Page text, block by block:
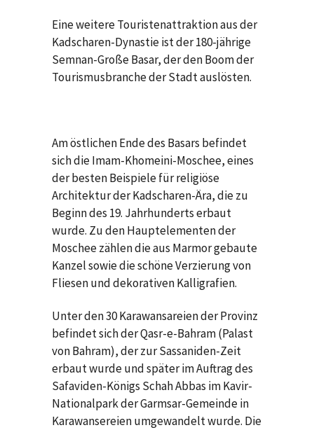
Eine weitere Touristenattraktion aus der
Kadscharen-Dynastie ist der 180-jährige
Semnan-Große Basar, der den Boom der
Tourismusbranche der Stadt auslösten.
Am östlichen Ende des Basars befindet
sich die Imam-Khomeini-Moschee, eines
der besten Beispiele für religiöse
Architektur der Kadscharen-Ära, die zu
Beginn des 19. Jahrhunderts erbaut
wurde. Zu den Hauptelementen der
Moschee zählen die aus Marmor gebaute
Kanzel sowie die schöne Verzierung von
Fliesen und dekorativen Kalligrafien.
Unter den 30 Karawansareien der Provinz
befindet sich der Qasr-e-Bahram (Palast
von Bahram), der zur Sassaniden-Zeit
erbaut wurde und später im Auftrag des
Safaviden-Königs Schah Abbas im Kavir-
Nationalpark der Garmsar-Gemeinde in
Karawansereien umgewandelt wurde. Die